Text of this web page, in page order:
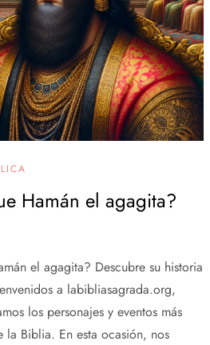
Hamán el agagita?
el agagita? Descubre su historia
a labibliasagrada.org,
los personajes y eventos más
la Biblia. En esta ocasión, nos